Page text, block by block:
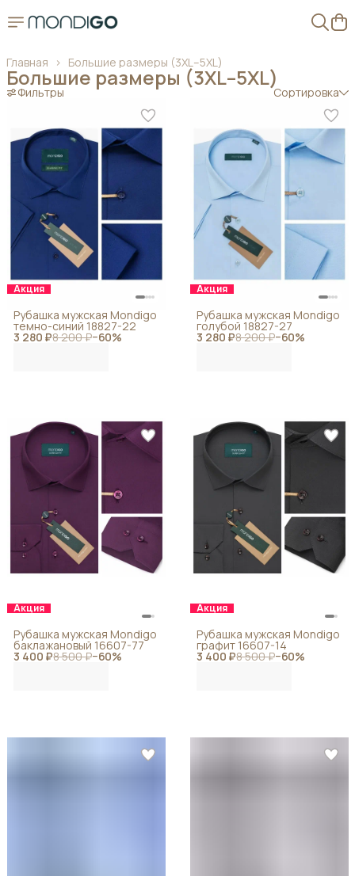
Большие размеры (3XL–5XL)
Главная ›
Большие размеры (3XL–5XL)
Фильтры Сортировка
Акция
3 280 ₽8 200 ₽−60%
Рубашка мужская Mondigo
темно-синий 18827-22
Акция
3 280 ₽8 200 ₽−60%
Рубашка мужская Mondigo
голубой 18827-27
Акция
3 400 ₽8 500 ₽−60%
Рубашка мужская Mondigo
баклажановый 16607-77
Акция
3 400 ₽8 500 ₽−60%
Рубашка мужская Mondigo
графит 16607-14